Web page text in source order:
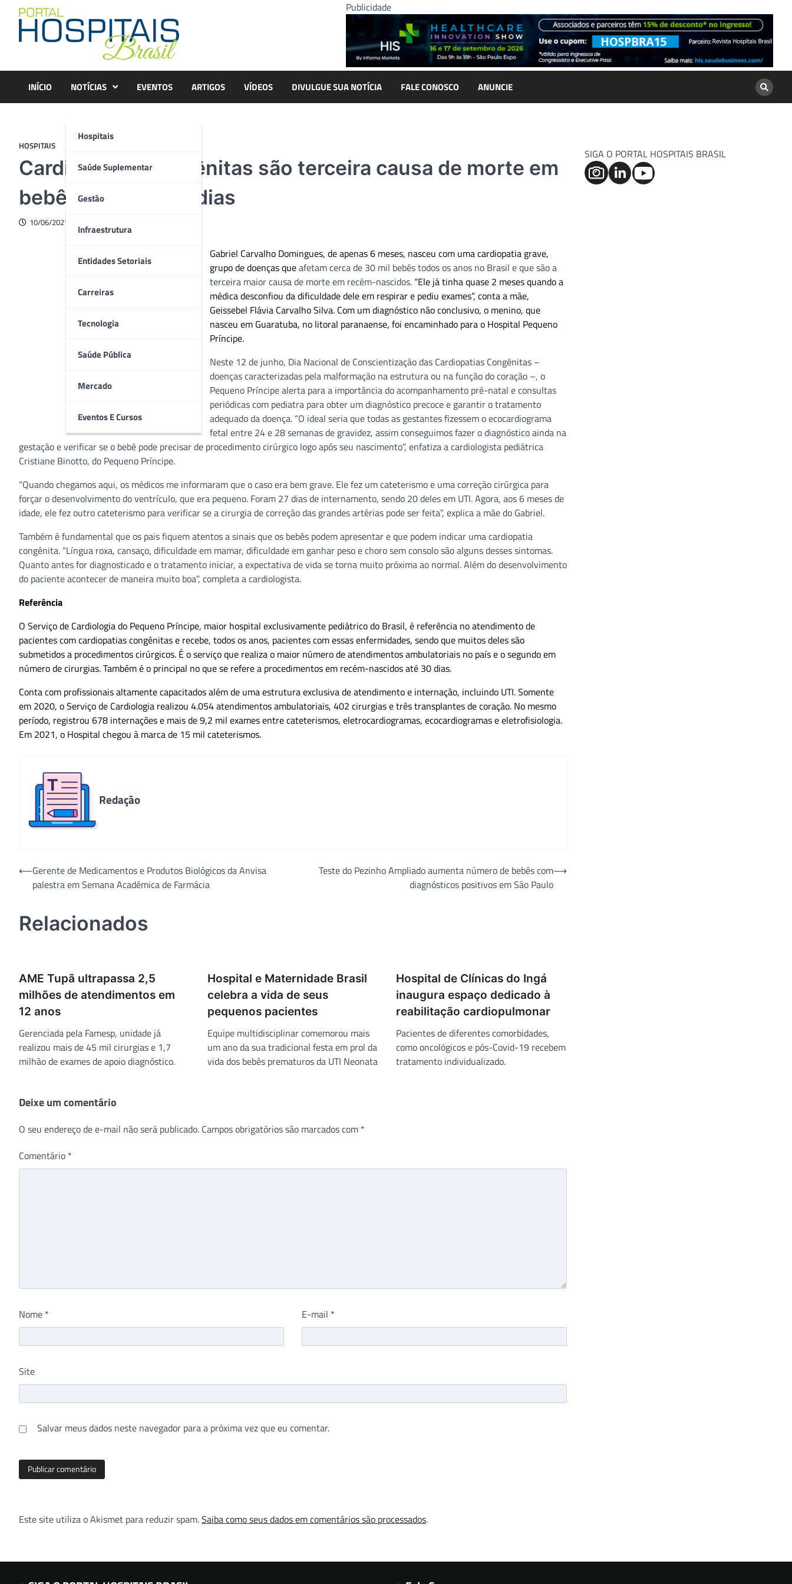
content
Publicidade
INÍCIO NOTÍCIAS
Hospitais
Saúde Suplementar
Gestão
Infraestrutura
Entidades Setoriais
Carreiras
Tecnologia
Saúde Pública
Mercado
Eventos E Cursos
EVENTOS ARTIGOS VÍDEOS DIVULGUE SUA NOTÍCIA FALE CONOSCO ANUNCIE
HOSPITAIS
Cardiopatias congênitas são terceira causa de morte em
bebês com até 30 dias
10/06/2021
Gabriel Carvalho Domingues, de apenas 6 meses, nasceu com uma cardiopatia grave,
grupo de doenças queafetam cerca de 30 mil bebês todos os anos no Brasil e que são a terceira maior causa de morte em recém-
“Ele já tinha quase 2 meses quando a médica desconfiou da dificuldade dele em respirar e pediu exames”, conta a mãe,
Geissebel Flávia Carvalho Silva. Com um diagnóstico não conclusivo, o menino, que nasceu em Guaratuba, no litoral paranaense, foi
Neste 12 de junho, Dia Nacional de Conscientização das Cardiopatias Congênitas – doenças caracterizadas pela malformação na
estrutura ou na função do coração –, o Pequeno Príncipe alerta para a importância do acompanhamento pré-natal e consultas periódicas
com pediatra para obter um diagnóstico precoce e garantir o tratamento adequado da doença. “O ideal seria que todas as gestantes
fizessem o ecocardiograma fetal entre 24 e 28 semanas de gravidez, assim conseguimos fazer o diagnóstico ainda na gestação e verificar
se o bebê pode precisar de procedimento cirúrgico logo após seu nascimento”, enfatiza a cardiologista pediátrica Cristiane Binotto, do
“Quando chegamos aqui, os médicos me informaram que o caso era bem grave. Ele fez um cateterismo e uma correção cirúrgica para
forçar o desenvolvimento do ventrículo, que era pequeno. Foram 27 dias de internamento, sendo 20 deles em UTI. Agora, aos 6 meses de
idade, ele fez outro cateterismo para verificar se a cirurgia de correção das grandes artérias pode ser feita”, explica a mãe do Gabriel.
Também é fundamental que os pais fiquem atentos a sinais que os bebês podem apresentar e que podem indicar uma cardiopatia
congênita. “Língua roxa, cansaço, dificuldade em mamar, dificuldade em ganhar peso e choro sem consolo são alguns desses sintomas.
Quanto antes for diagnosticado e o tratamento iniciar, a expectativa de vida se torna muito próxima ao normal. Além do desenvolvimento
do paciente acontecer de maneira muito boa”, completa a cardiologista.
Referência
O Serviço de Cardiologia do Pequeno Príncipe, maior hospital exclusivamente pediátrico do Brasil, é referência no atendimento de
pacientes com cardiopatias congênitas e recebe, todos os anos, pacientes com essas enfermidades, sendo que muitos deles são
submetidos a procedimentos cirúrgicos. É o serviço que realiza o maior número de atendimentos ambulatoriais no país e o segundo em
Conta com profissionais altamente capacitados além de uma estrutura exclusiva de atendimento e internação, incluindo UTI. Somente
em 2020, o Serviço de Cardiologia realizou 4.054 atendimentos ambulatoriais, 402 cirurgias e três transplantes de coração. No mesmo
período, registrou 678 internações e mais de 9,2 mil exames entre cateterismos, eletrocardiogramas, ecocardiogramas e eletrofisiologia.
Em 2021, o Hospital chegou à marca de 15 mil cateterismos.
Redação
Navegação
de
Gerente de Medicamentos e Produtos Biológicos da Anvisa
palestra em Semana Acadêmica de Farmácia
Relacionados
AME Tupã ultrapassa 2,5
Gerenciada pela Famesp, unidade já
realizou mais de 45 mil cirurgias e 1,7
milhão de exames de apoio diagnóstico.
Equipe multidisciplinar comemorou mais
um ano da sua tradicional festa em prol da
vida dos bebês prematuros da UTI Neonata
Pacientes de diferentes comorbidades,
como oncológicos e pós-Covid-19 recebem
tratamento individualizado.
Deixe um comentário
Comentário*
Site
Este site utiliza o Akismet para reduzir spam.
SIGA O PORTAL HOSPITAIS BRASIL
SIGA O PORTAL HOSPITAIS BRASIL Fale Conosco